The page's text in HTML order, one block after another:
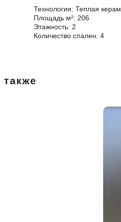
Технология: Теплая
Площадь м²: 206
Этажность: 2
Количество спален: 4